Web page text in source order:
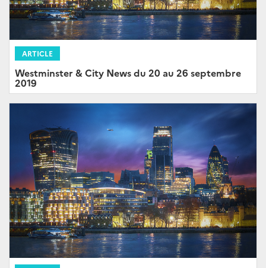
ARTICLE
Westminster & City News du 20 au 26 septembre
2019